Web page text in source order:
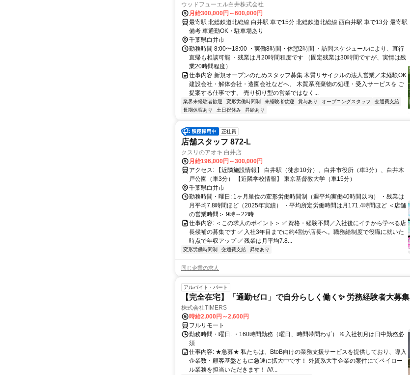
ウッドフューエル白井株式会社
月給300,000円～600,000円
最寄駅 北総鉄道北総線 白井駅 車で15分 北総鉄道北総線 西白井駅 車で13分 最寄駅
備考 車通勤OK・駐車場あり
千葉県白井市
勤務時間 8:00〜18:00 ・実働8時間・休憩2時間 ・訪問スケジュールにより、直行
直帰も相談可能 ・残業は月20時間程度です （固定残業は30時間ですが、実情は残
業20時間程度）
仕事内容 新規オープンのためスタッフ募集 木質リサイクルの法人営業／未経験OK
建設会社・解体会社・造園会社などへ、 木質系廃棄物の処理・受入サービスを ご
提案する仕事です。 売り切り型の営業ではなく...
業界未経験者歓迎 変形労働時間制 未経験者歓迎 賞与あり オープニングスタッフ
交通費支給
長期休暇あり
土日祝休み 昇給あり
正社員
店舗スタッフ 872-L
クスリのアオキ 白井店
月給196,000円～300,000円
アクセス: 【近隣施設情報】 白井駅（徒歩10分）、白井市役所（車3分）、白井木
戸公園（車3分） 【近隣学校情報】 東京基督教大学（車15分）
千葉県白井市
勤務時間・曜日: 1ヶ月単位の変形労働時間制（週平均実働40時間以内） ・残業は
月平均7.8時間ほど（2025年実績） ・平均所定労働時間は月171.4時間ほど ＜店舗
の営業時間＞ 9時～22時 ...
仕事内容: ＜この求人のポイント＞ ✅ 資格・経験不問／入社後にイチから学べる店
長候補の募集です ✅ 入社3年目までに約4割が店長へ。職務給制度で役職に就いた
時点で年収アップ ✅ 残業は月平均7.8...
変形労働時間制 交通費支給 昇給あり
同じ企業の求人
アルバイト・パート
【完全在宅】「通勤ゼロ」で自分らしく働く✨ 労務経験者大募集
株式会社TIMERS
時給2,000円～2,600円
フルリモート
勤務時間・曜日: ・160時間勤務（曜日、時間帯問わず） ※入社初月は日中勤務必
須
仕事内容: ★急募★ 私たちは、BtoB向けの業務支援サービスを提供しており、導入
企業数・顧客基盤ともに急速に拡大中です！ 外資系大手企業の案件にてペイロー
ル業務を担当いただきます！ ////...